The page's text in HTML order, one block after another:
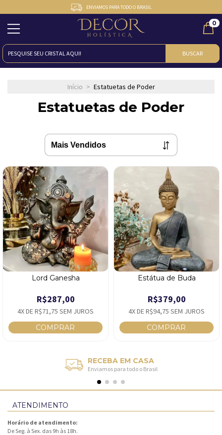
ENVIAMOS PARA TODO O BRASIL
BUSCAR
0
Início > Estatuetas de Poder
Estatuetas de Poder
Lord Ganesha
R$287,00
4X DER$71,75 SEM JUROS
Estátua de Buda
R$379,00
4X DER$94,75 SEM JUROS
RECEBA EM CASA
Enviamos para todo o Brasil
ATENDIMENTO
Horário de atendimento:
De Seg. à Sex. das 9h às 18h.